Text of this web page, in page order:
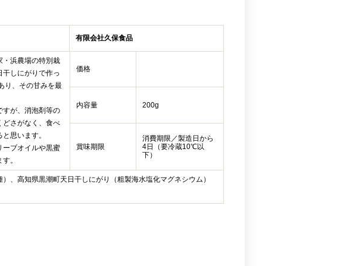
有限会社久保食品
・浜農場の特別栽
干しにがりで作っ
り、その甘みを最
すが、消泡剤等の
どさがなく、食べ
思います。
ーブオイルや黒蜜
。
価格
内容量 200g
賞味期限
消費期限／製造日から
4日（要冷蔵10℃以
下）
、高知県黒潮町天日干しにがり（粗製海水塩化マグネシウム）